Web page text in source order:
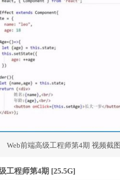
Web前端高级工程师第4期 视频截图
工程师第4期 [25.5G]